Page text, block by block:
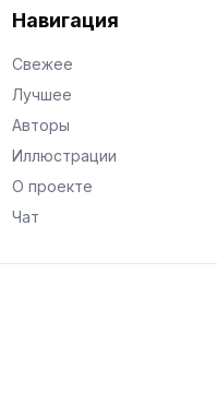
Навигация
Свежее
Лучшее
Авторы
Иллюстрации
О проекте
Чат